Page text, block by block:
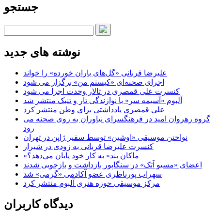
جستجو
نوشته های جدید
علیرضا قربانی «گل‌های باران خورده» را خواند
اجرای صحنه‌ای «کیستم من» برگزار می شود
کنسرت علی قمصری در تالار وحدت اجرا می شود
آلبوم «آسیمه سر» با نوازندگی تار و تنبک منتشر شد
علی قمصری یادداشتی برای وطن منتشر کرد
گروه رهروان امید در فرهنگسرای نیاوران به روی صحنه می
رود
نواختن موسیقی «اوشین» توسط سفیر ژاپن در تهران
کنسرت علیرضا قربانی به زودی در شیراز
«ماکان بند» به کار خود پایان می‌دهد؟
اعضای «مسیو اَتک» در سنگاپور بازداشت و بازجویی شدند
سهراب پورناظری عضو آکادمی «گرمی» شد
مرکز موسیقی حوزه هنری آلبوم منتشر کرد
دیدگاه کاربران